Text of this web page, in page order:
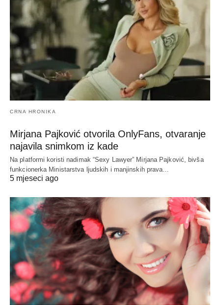
CRNA HRONIKA
Mirjana Pajković otvorila OnlyFans, otvaranje
najavila snimkom iz kade
Na platformi koristi nadimak “Sexy Lawyer” Mirjana Pajković, bivša
funkcionerka Ministarstva ljudskih i manjinskih prava…
5 mjeseci ago